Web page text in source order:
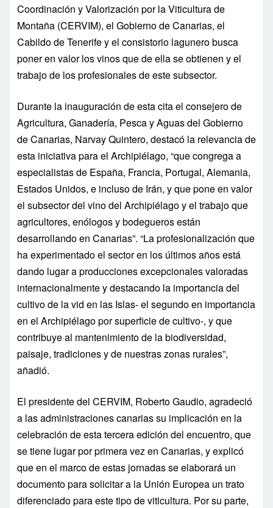
Coordinación y Valorización por la Viticultura de
Montaña (CERVIM), el Gobierno de Canarias, el
Cabildo de Tenerife y el consistorio lagunero busca
poner en valor los vinos que de ella se obtienen y el
trabajo de los profesionales de este subsector.
Durante la inauguración de esta cita el consejero de
Agricultura, Ganadería, Pesca y Aguas del Gobierno
de Canarias, Narvay Quintero, destacó la relevancia de
esta iniciativa para el Archipiélago, “que congrega a
especialistas de España, Francia, Portugal, Alemania,
Estados Unidos, e incluso de Irán, y que pone en valor
el subsector del vino del Archipiélago y el trabajo que
agricultores, enólogos y bodegueros están
desarrollando en Canarias”. “La profesionalización que
ha experimentado el sector en los últimos años está
dando lugar a producciones excepcionales valoradas
internacionalmente y destacando la importancia del
cultivo de la vid en las Islas- el segundo en importancia
en el Archipiélago por superficie de cultivo-, y que
contribuye al mantenimiento de la biodiversidad,
paisaje, tradiciones y de nuestras zonas rurales”,
añadió.
El presidente del CERVIM, Roberto Gaudio, agradeció
a las administraciones canarias su implicación en la
celebración de esta tercera edición del encuentro, que
se tiene lugar por primera vez en Canarias, y explicó
que en el marco de estas jornadas se elaborará un
documento para solicitar a la Unión Europea un trato
diferenciado para este tipo de viticultura. Por su parte,